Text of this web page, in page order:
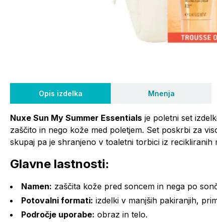
Opis izdelka Mnenja
Nuxe Sun My Summer Essentials je poletni set
zaščito in nego kože med poletjem. Set poskrbi za
skupaj pa je shranjeno v toaletni torbici iz recikliranih
Glavne lastnosti:
Namen: zaščita kože pred soncem in nega po
Potovalni formati: izdelki v manjših pakiranjih,
Področje uporabe: obraz in telo.